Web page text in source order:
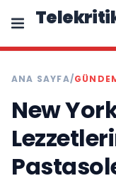
ANA SAYFA/
New